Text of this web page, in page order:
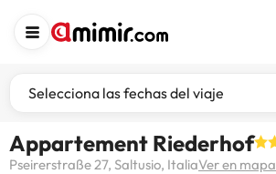
Selecciona las fechas del viaje
Appartement Riederhof
Pseirerstraße 27, Saltusio, ItaliaVer en mapa